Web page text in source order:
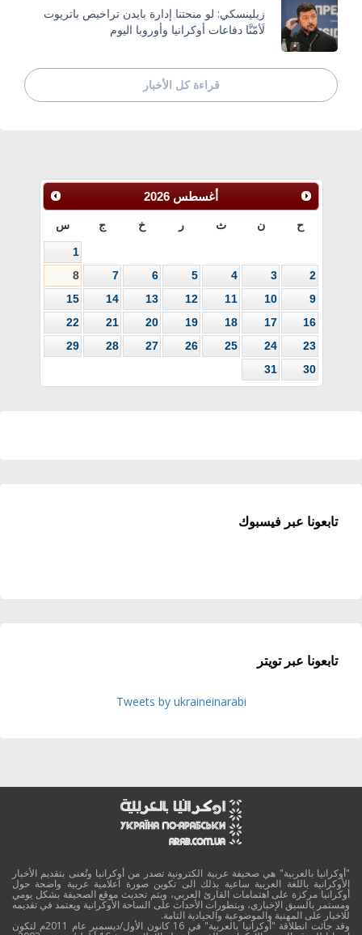
زيلينسكي: لو منحتنا إدارة بايدن تراخيص باتريوت
لَأمّنَّا دفاعات أوكرانيا وأوروبا اليوم
قراءة كل الأخبار
أغسطس 2026
ح ن ث ر خ ج س
1
2
3
4
5
6
7
8
9
10
11
12
13
14
15
16
17
18
19
20
21
22
23
24
25
26
27
28
29
30
31
تابعونا عبر فيسبوك
تابعونا عبر تويتر
Tweets by ukraineinarabi
"أوكرانيا بالعربية" هي صحيفة عربية الكترونية تصدر من أوكرانيا وتُعنى بتقديم الأخبار
الأوكرانية باللغة العربية ساعية بذلك الى تكوين صورة اعلامية عربية واضحة حول
أوكرانيا مركزة على اهتمامات القارئ العربي، ويتم تحديث موقع الصحيفة بشكل يومي
ومستمر بالسبق الإخباري، وبتطورات الأحداث على الساحة الأوكرانية ويعتمد في تقديمه
للاخبار على المهنية والموضوعية والحيادية التامة.
وقد جائت انطلاقة "أوكرانيا بالعربية" في 16 كانون الأول/ديسمبر عام 2011م لتكون